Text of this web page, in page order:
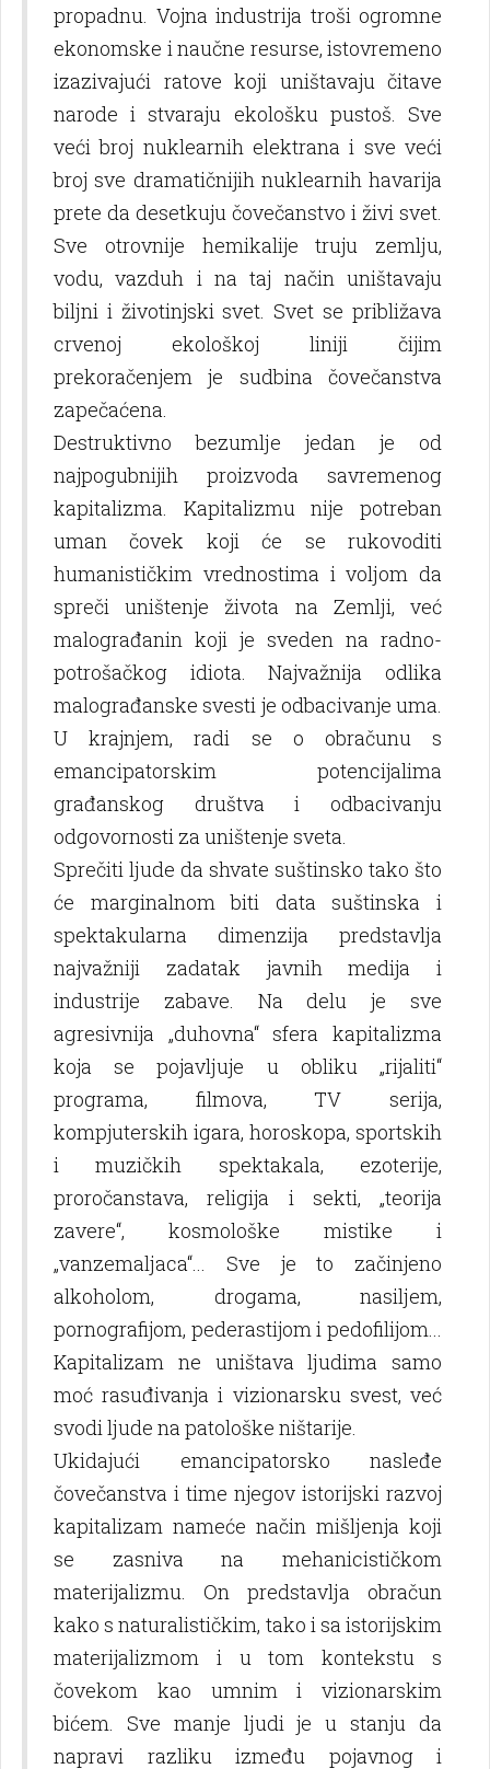
propadnu. Vojna industrija troši ogromne
ekonomske i naučne resurse, istovremeno
izazivajući ratove koji uništavaju čitave
narode i stvaraju ekološku pustoš. Sve
veći broj nuklearnih elektrana i sve veći
broj sve dramatičnijih nuklearnih havarija
prete da desetkuju čovečanstvo i živi svet.
Sve otrovnije hemikalije truju zemlјu,
vodu, vazduh i na taj način uništavaju
bilјni i životinjski svet. Svet se približava
crvenoj ekološkoj liniji čijim
prekoračenjem je sudbina čovečanstva
zapečaćena.
Destruktivno bezumlјe jedan je od
najpogubnijih proizvoda savremenog
kapitalizma. Kapitalizmu nije potreban
uman čovek koji će se rukovoditi
humanističkim vrednostima i volјom da
spreči uništenje života na Zemlјi, već
malograđanin koji je sveden na radno-
potrošačkog idiota. Najvažnija odlika
malograđanske svesti je odbacivanje uma.
U krajnjem, radi se o obračunu s
emancipatorskim potencijalima
građanskog društva i odbacivanju
odgovornosti za uništenje sveta.
Sprečiti lјude da shvate suštinsko tako što
će marginalnom biti data suštinska i
spektakularna dimenzija predstavlјa
najvažniji zadatak javnih medija i
industrije zabave. Na delu je sve
agresivnija „duhovna“ sfera kapitalizma
koja se pojavlјuje u obliku „rijaliti“
programa, filmova, TV serija,
kompjuterskih igara, horoskopa, sportskih
i muzičkih spektakala, ezoterije,
proročanstava, religija i sekti, „teorija
zavere“, kosmološke mistike i
„vanzemalјaca“... Sve je to začinjeno
alkoholom, drogama, nasilјem,
pornografijom, pederastijom i pedofilijom...
Kapitalizam ne uništava lјudima samo
moć rasuđivanja i vizionarsku svest, već
svodi lјude na patološke ništarije.
Ukidajući emancipatorsko nasleđe
čovečanstva i time njegov istorijski razvoj
kapitalizam nameće način mišlјenja koji
se zasniva na mehanicističkom
materijalizmu. On predstavlјa obračun
kako s naturalističkim, tako i sa istorijskim
materijalizmom i u tom kontekstu s
čovekom kao umnim i vizionarskim
bićem. Sve manje lјudi je u stanju da
napravi razliku između pojavnog i